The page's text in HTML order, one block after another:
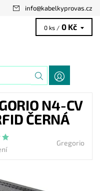
info@kabelkyprovas.cz
0 ks / 0 Kč
N4-CV
ČERNÁ
Gregorio